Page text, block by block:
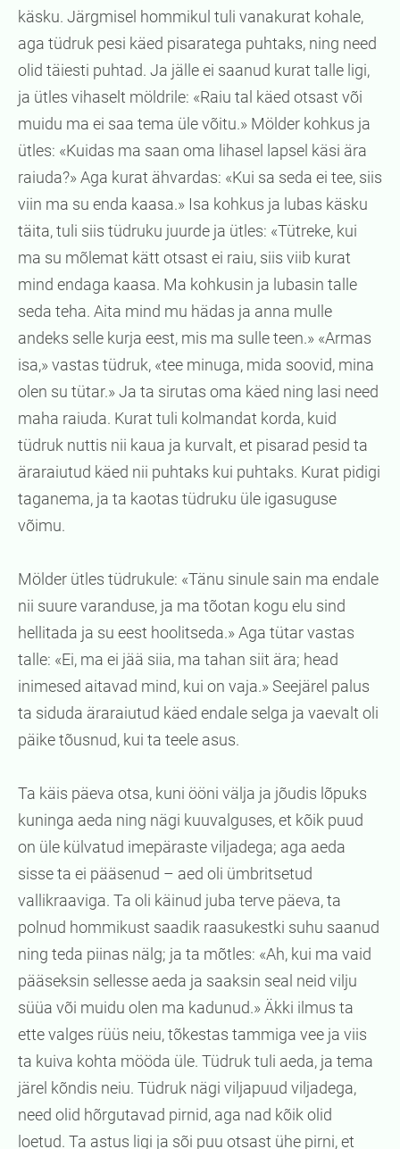
käsku. Järgmisel hommikul tuli vanakurat kohale,
aga tüdruk pesi käed pisaratega puhtaks, ning need
olid täiesti puhtad. Ja jälle ei saanud kurat talle ligi,
ja ütles vihaselt möldrile: «Raiu tal käed otsast või
muidu ma ei saa tema üle võitu.» Mölder kohkus ja
ütles: «Kuidas ma saan oma lihasel lapsel käsi ära
raiuda?» Aga kurat ähvardas: «Kui sa seda ei tee, siis
viin ma su enda kaasa.» Isa kohkus ja lubas käsku
täita, tuli siis tüdruku juurde ja ütles: «Tütreke, kui
ma su mõlemat kätt otsast ei raiu, siis viib kurat
mind endaga kaasa. Ma kohkusin ja lubasin talle
seda teha. Aita mind mu hädas ja anna mulle
andeks selle kurja eest, mis ma sulle teen.» «Armas
isa,» vastas tüdruk, «tee minuga, mida soovid, mina
olen su tütar.» Ja ta sirutas oma käed ning lasi need
maha raiuda. Kurat tuli kolmandat korda, kuid
tüdruk nuttis nii kaua ja kurvalt, et pisarad pesid ta
äraraiutud käed nii puhtaks kui puhtaks. Kurat pidigi
taganema, ja ta kaotas tüdruku üle igasuguse
võimu.
Mölder ütles tüdrukule: «Tänu sinule sain ma endale
nii suure varanduse, ja ma tõotan kogu elu sind
hellitada ja su eest hoolitseda.» Aga tütar vastas
talle: «Ei, ma ei jää siia, ma tahan siit ära; head
inimesed aitavad mind, kui on vaja.» Seejärel palus
ta siduda äraraiutud käed endale selga ja vaevalt oli
päike tõusnud, kui ta teele asus.
Ta käis päeva otsa, kuni ööni välja ja jõudis lõpuks
kuninga aeda ning nägi kuuvalguses, et kõik puud
on üle külvatud imepäraste viljadega; aga aeda
sisse ta ei pääsenud – aed oli ümbritsetud
vallikraaviga. Ta oli käinud juba terve päeva, ta
polnud hommikust saadik raasukestki suhu saanud
ning teda piinas nälg; ja ta mõtles: «Ah, kui ma vaid
pääseksin sellesse aeda ja saaksin seal neid vilju
süüa või muidu olen ma kadunud.» Äkki ilmus ta
ette valges rüüs neiu, tõkestas tammiga vee ja viis
ta kuiva kohta mööda üle. Tüdruk tuli aeda, ja tema
järel kõndis neiu. Tüdruk nägi viljapuud viljadega,
need olid hõrgutavad pirnid, aga nad kõik olid
loetud. Ta astus ligi ja sõi puu otsast ühe pirni, et